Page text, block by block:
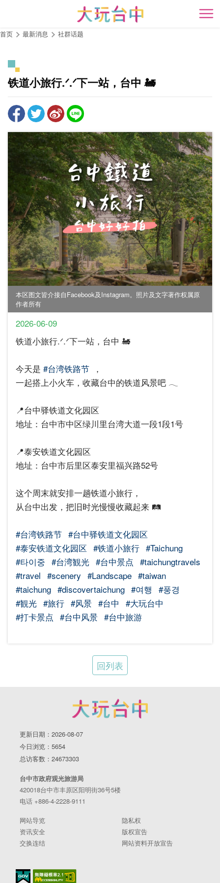
主
要
开
首页 最新消息 社群话题
铁道小旅行.ᐟ.ᐟ下一站，台中 🚂
本区图文皆介接自Facebook及Instagram。照片及文字著作权属原
作者所有
2026-06-09
铁道小旅行.ᐟ.ᐟ下一站，台中 🚂
今天是 #台湾铁路节 ，
一起搭上小火车，收藏台中的铁道风景吧 𓂃
📍台中驿铁道文化园区
地址：台中市中区绿川里台湾大道一段1段1号
📍泰安铁道文化园区
地址：台中市后里区泰安里福兴路52号
这个周末就安排一趟铁道小旅行，
从台中出发，把旧时光慢慢收藏起来 🛤️
#台湾铁路节 #台中驿铁道文化园区
#泰安铁道文化园区 #铁道小旅行 #Taichung
#타이중 #台湾観光 #台中景点 #taichungtravels
#travel #scenery #Landscape #taiwan
#taichung #discovertaichung #여행 #풍경
#観光 #旅行 #风景 #台中 #大玩台中
#打卡景点 #台中风景 #台中旅游
回列表
更新日期：2026-08-07
今日浏览：5654
总访客数：24673303
台中市政府观光旅游局
420018台中市丰原区阳明街36号5楼
电话 +886-4-2228-9111
网站导览
隐私权
资讯安全
版权宣告
交换连结
网站资料开放宣告